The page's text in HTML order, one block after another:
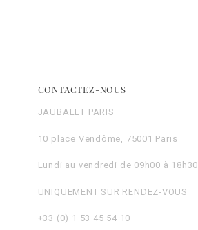
CONTACTEZ-NOUS
JAUBALET PARIS
10 place Vendôme, 75001 Paris
Lundi au vendredi de 09h00 à 18h30
UNIQUEMENT SUR RENDEZ-VOUS
+33 (0) 1 53 45 54 10